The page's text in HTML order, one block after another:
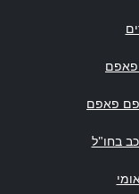
פאפם
פאפם
בחו"ל